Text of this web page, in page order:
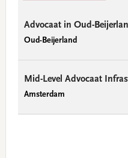
Advocaat in Oud-
Oud-Beijerland
Mid-Level Advocaat
Amsterdam